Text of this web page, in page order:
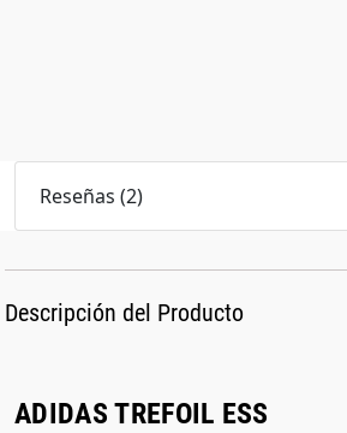
Reseñas (2)
Descripción del Producto
ADIDAS TREFOIL ESS